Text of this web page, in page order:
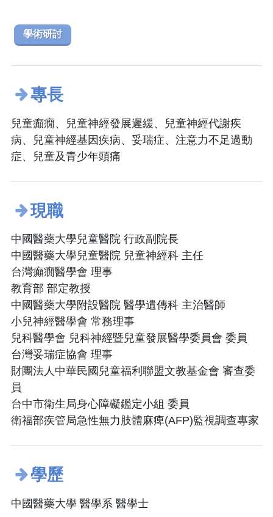
學術研討
專長
兒童癲癇、兒童神經發展遲緩、兒童神經代謝疾
病、兒童神經基因疾病、妥瑞症、注意力不足過動
症、兒童及青少年頭痛
現職
中國醫藥大學兒童醫院 行政副院長
中國醫藥大學兒童醫院 兒童神經科 主任
台灣癲癇醫學會 理事
教育部 部定教授
中國醫藥大學附設醫院 醫學遺傳科 主治醫師
小兒神經醫學會 常務理事
兒科醫學會 兒科神經暨兒童發展醫學委員會 委員
台灣妥瑞症協會 理事
財團法人中華民國兒童福利聯盟文教基金會 審查委
員
台中市衛生局身心障礙鑑定小組 委員
衛福部疾管局急性無力肢體麻痺(AFP)監視調查專家
學歷
中國醫藥大學 醫學系 醫學士